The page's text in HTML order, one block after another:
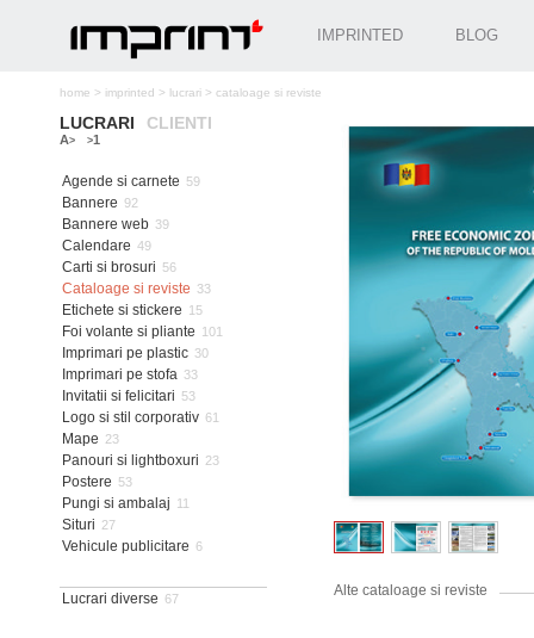
IMPRINTED BLOG
home > imprinted > lucrari > cataloage si reviste
LUCRARI CLIENTI
A> >1
Agende si carnete 59
Bannere 92
Bannere web 39
Calendare 49
Carti si brosuri 56
Cataloage si reviste 33
Etichete si stickere 15
Foi volante si pliante 101
Imprimari pe plastic 30
Imprimari pe stofa 33
Invitatii si felicitari 53
Logo si stil corporativ 61
Mape 23
Panouri si lightboxuri 23
Postere 53
Pungi si ambalaj 11
Situri 27
Vehicule publicitare 6
Lucrari diverse 67 Alte cataloage si reviste